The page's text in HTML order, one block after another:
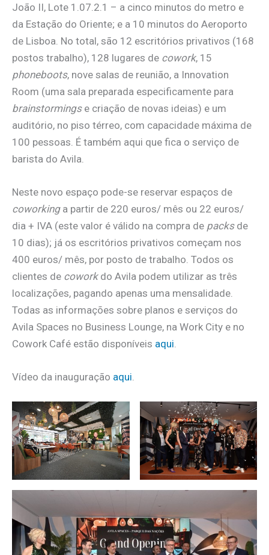
João II, Lote 1.07.2.1 – a cinco minutos do metro e
da Estação do Oriente; e a 10 minutos do Aeroporto
de Lisboa. No total, são 12 escritórios privativos (168
postos trabalho), 128 lugares de cowork, 15
phoneboots, nove salas de reunião, a Innovation
Room (uma sala preparada especificamente para
brainstormingse criação de novas ideias) e um
auditório, no piso térreo, com capacidade máxima de
100 pessoas. É também aqui que fica o serviço de
barista do Avila.
Neste novo espaço pode-se reservar espaços de
coworkinga partir de 220 euros/ mês ou 22 euros/
dia + IVA (este valor é válido na compra de packsde
10 dias); já os escritórios privativos começam nos
400 euros/ mês, por posto de trabalho. Todos os
clientes de coworkdo Avila podem utilizar as três
localizações, pagando apenas uma mensalidade.
Todas as informações sobre planos e serviços do
Avila Spaces no Business Lounge, na Work City e no
Cowork Café estão disponíveis aqui
Vídeo da inauguração aqui